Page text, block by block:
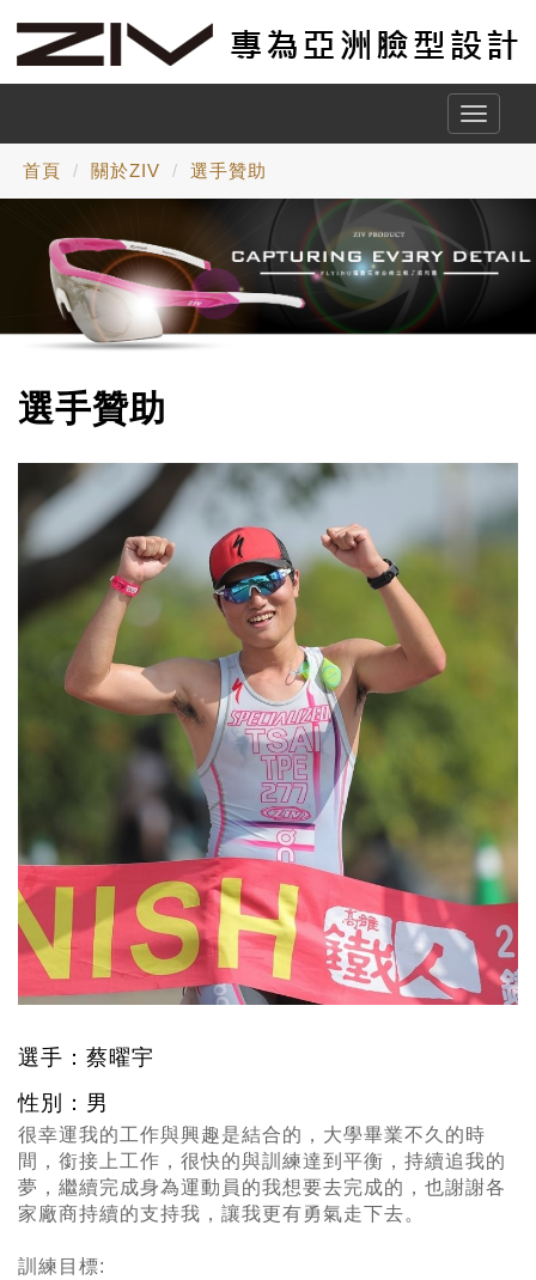
Toggle
首頁 關於ZIV 選手贊助
選手贊助
選手：蔡曜宇
性別：男
很幸運我的工作與興趣是結合的，大學畢業不久的時
間，銜接上工作，很快的與訓練達到平衡，持續追我的
夢，繼續完成身為運動員的我想要去完成的，也謝謝各
家廠商持續的支持我，讓我更有勇氣走下去。
訓練目標: